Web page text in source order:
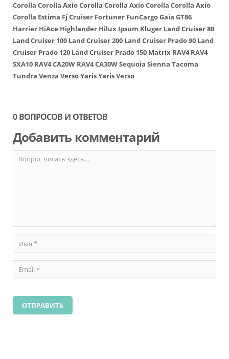
Corolla Corolla AxioCorolla Corolla AxioCorolla Corolla Axio
Corolla Estima Fj Cruiser Fortuner FunCargoGaia GT86
Harrier HiAce Highlander Hilux Ipsum Kluger Land Cruiser 80
Land Cruiser 100 Land Cruiser 200 Land Cruiser Prado 90 Land
Cruiser Prado 120 Land Cruiser Prado 150 Matrix RAV4 RAV4
SXA10 RAV4 CA20W RAV4 CA30WSequoia Sienna Tacoma
Tundra Venza VersoYarisYaris Verso
0 ВОПРОСОВ И ОТВЕТОВ
Добавить комментарий